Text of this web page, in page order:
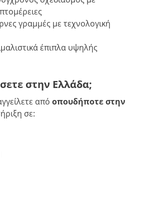
γραμμές με τεχνολογική
έπιπλα υψηλής
στην Ελλάδα;
από οπουδήποτε στην
σε: